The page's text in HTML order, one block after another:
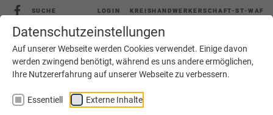
Datenschutzeinstellungen
Auf unserer Webseite werden Cookies verwendet. Einige davon
werden zwingend benötigt, während es uns andere ermöglichen,
Ihre Nutzererfahrung auf unserer Webseite zu verbessern.
Essentiell Externe Inhalte
SUCHE LOGIN KREISHANDWERKERSCHAFT-ST-WAF